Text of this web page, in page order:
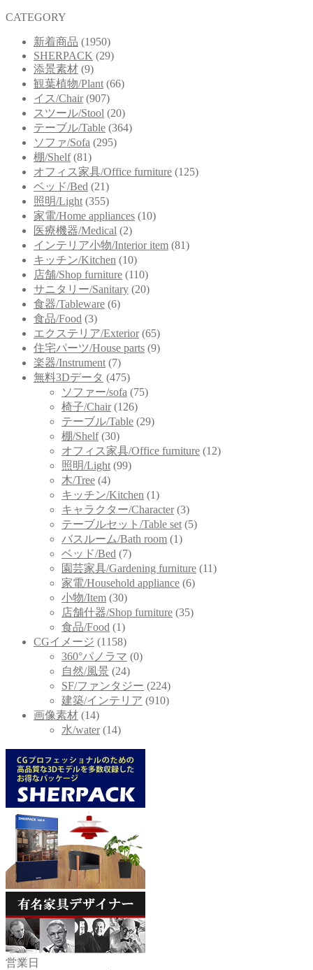
CATEGORY
新着商品 (1950)
SHERPACK (29)
添景素材 (9)
観葉植物/Plant (66)
イス/Chair (907)
スツール/Stool (20)
テーブル/Table (364)
ソファ/Sofa (295)
棚/Shelf (81)
オフィス家具/Office furniture (125)
ベッド/Bed (21)
照明/Light (355)
家電/Home appliances (10)
医療機器/Medical (2)
インテリア小物/Interior item (81)
キッチン/Kitchen (10)
店舗/Shop furniture (110)
サニタリー/Sanitary (20)
食器/Tableware (6)
食品/Food (3)
エクステリア/Exterior (65)
住宅パーツ/House parts (9)
楽器/Instrument (7)
無料3Dデータ (475)
ソファー/sofa (75)
椅子/Chair (126)
テーブル/Table (29)
棚/Shelf (30)
オフィス家具/Office furniture (12)
照明/Light (99)
木/Tree (4)
キッチン/Kitchen (1)
キャラクター/Character (3)
テーブルセット/Table set (5)
バスルーム/Bath room (1)
ベッド/Bed (7)
園芸家具/Gardening furniture (11)
家電/Household appliance (6)
小物/Item (30)
店舗什器/Shop furniture (35)
食品/Food (1)
CGイメージ (1158)
360°パノラマ (0)
自然/風景 (24)
SF/ファンタジー (224)
建築/インテリア (910)
画像素材 (14)
水/water (14)
営業日